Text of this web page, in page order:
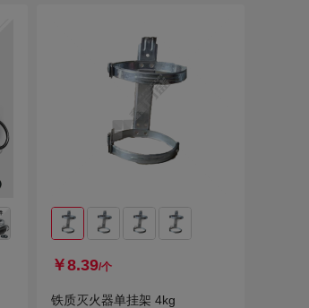
￥8.39/个
铁质灭火器单挂架 4kg